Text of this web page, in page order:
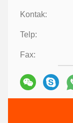
Kontak:
Telp:
Fax: